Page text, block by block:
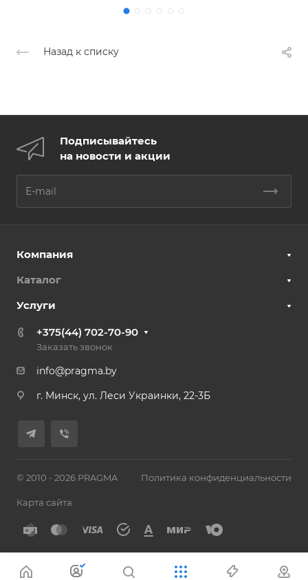
Назад к списку
Подписывайтесь
на новости и акции
Компания
Каталог
Услуги
+375(44) 702-70-90
Заказать звонок
info@pragma.by
г. Минск, ул. Леси Украинки, 22-3Б
© 2010 - 2026 PRAGMA Политика конфиденциальности
Карта сайта